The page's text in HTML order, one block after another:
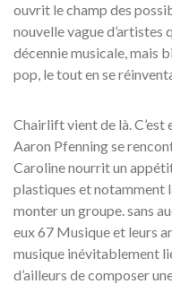
ouvrit le champ des
nouvelle vague d’artistes
décennie musicale, mais
pop, le tout en se
Chairlift vient de là.
Aaron Pfenning se
Caroline nourrit un
plastiques et notamment
monter un groupe. sans
eux 67 Musique et leurs
musique inévitablement
d’ailleurs de composer